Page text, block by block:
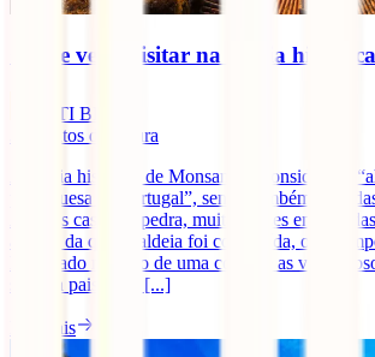
O que ver e visitar na aldeia
IATI Blog
minutos de leitura
A aldeia histórica de Monsanto é considerada
portuguesa de Portugal”, sendo também uma
As suas casas de pedra, muitas vezes
à volta da qual a aldeia foi construída, o seu
localizado no topo de uma colina e as vistas
sobre a paisagem [...]
Ler mais